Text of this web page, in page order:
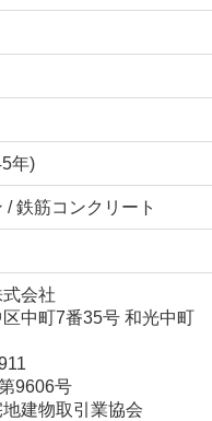
年)
/ 鉄筋コンクリート
会社
中町7番35号 和光中町
9606号
地建物取引業協会